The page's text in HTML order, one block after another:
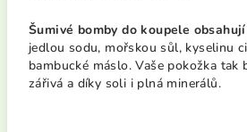
Šumivé bomby do koupele obsahují
jedlou sodu, mořskou sůl, kyselinu
bambucké máslo. Vaše pokožka tak
zářivá a díky soli i plná minerálů.